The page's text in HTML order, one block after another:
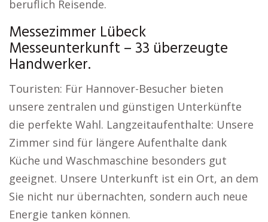
beruflich Reisende.
Messezimmer Lübeck
Messeunterkunft – 33 überzeugte
Handwerker.
Touristen: Für Hannover-Besucher bieten
unsere zentralen und günstigen Unterkünfte
die perfekte Wahl. Langzeitaufenthalte: Unsere
Zimmer sind für längere Aufenthalte dank
Küche und Waschmaschine besonders gut
geeignet. Unsere Unterkunft ist ein Ort, an dem
Sie nicht nur übernachten, sondern auch neue
Energie tanken können.